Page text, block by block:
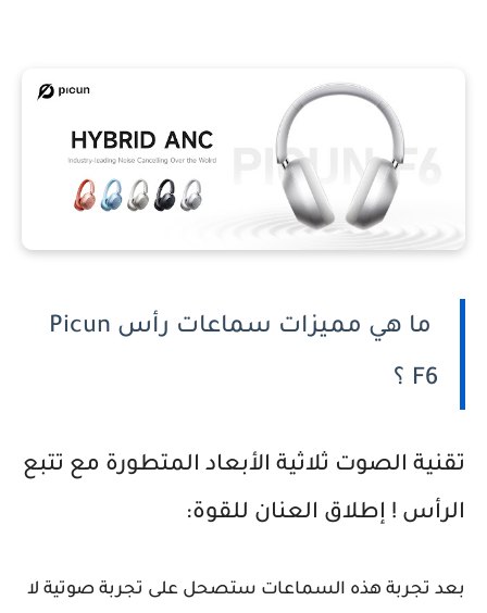
ما هي مميزات سماعات رأس Picun
F6 ؟
تقنية الصوت ثلاثية الأبعاد المتطورة مع تتبع
الرأس ! إطلاق العنان للقوة:
بعد تجربة هذه السماعات ستصحل على تجربة صوتية لا